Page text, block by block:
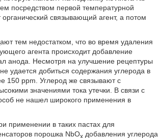
посредством первой температурной
связывающий агент, а потом
тем недостатком, что во время удаления
агента происходит добавление
анода. Несмотря на улучшение рецептуры
удается добиться содержания углерода в
150 ppm. Углерод же связывают с
значениями тока утечки. В связи с
не нашел широкого применения в
применении в таких пастах для
порошка NbOxдобавления углерода